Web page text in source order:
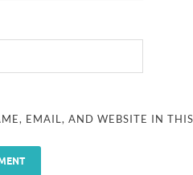
EMAIL, AND WEBSITE IN